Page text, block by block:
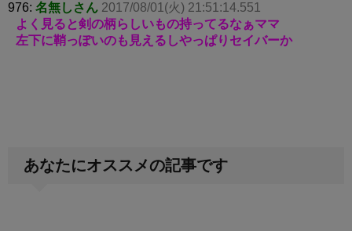
976: 名無しさん 2017/08/01(火) 21:51:14.551
よく見ると剣の柄らしいもの持ってるなぁママ
左下に鞘っぽいのも見えるしやっぱりセイバーか
あなたにオススメの記事です